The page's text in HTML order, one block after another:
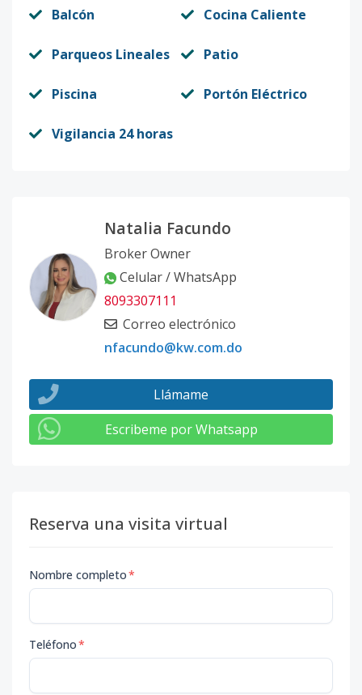
Balcón Cocina Caliente
Parqueos Lineales Patio
Piscina Portón Eléctrico
Vigilancia 24 horas
Natalia Facundo
Broker Owner
Celular / WhatsApp
8093307111
Correo electrónico
nfacundo@kw.com.do
Llámame
Escribeme por Whatsapp
Reserva una visita virtual
Nombre completo*
Teléfono*